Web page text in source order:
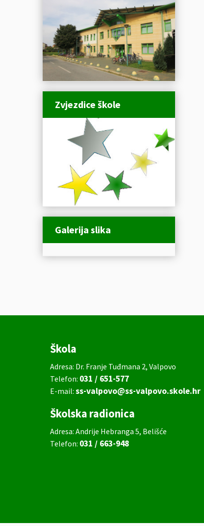
Zvjezdice škole
Galerija slika
Škola
Adresa: Dr. Franje Tuđmana 2, Valpovo
Telefon: 031 / 651-577
E-mail: ss-valpovo@ss-valpovo.skole.hr
Školska radionica
Adresa: Andrije Hebranga 5, Belišće
Telefon: 031 / 663-948